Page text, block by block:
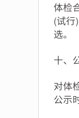
体检
(试行
选。
十、
对体
公示